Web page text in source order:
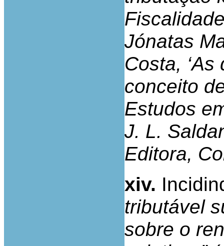
Jónatas
Costa,
conceito
Estudos
J. L.
Editora,
xiv.
tributável
sobre o